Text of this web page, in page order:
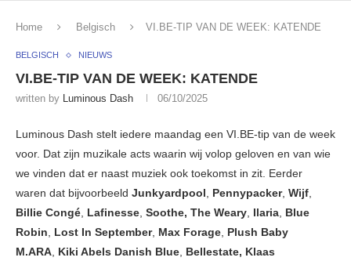
Home Belgisch VI.BE-TIP VAN DE WEEK: KATENDE
BELGISCH NIEUWS
VI.BE-TIP VAN DE WEEK: KATENDE
written by Luminous Dash 06/10/2025
Luminous Dash stelt iedere maandag een VI.BE-tip van de week
voor. Dat zijn muzikale acts waarin wij volop geloven en van wie
we vinden dat er naast muziek ook toekomst in zit. Eerder
waren dat bijvoorbeeld Junkyardpool, Pennypacker, Wijf,
Billie Congé, Lafinesse, Soothe, The Weary, Ilaria, Blue
Robin, Lost In September, Max Forage, Plush Baby
M.ARA, Kiki Abels Danish Blue, Bellestate, Klaas